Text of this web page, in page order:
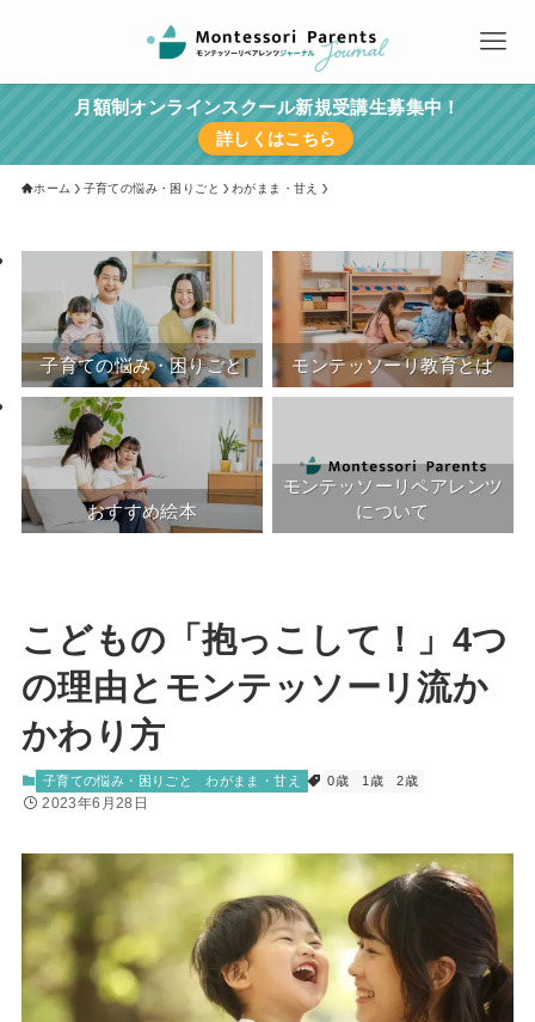
月額制オンラインスクール新規受講生募集中！
詳しくはこちら
ホーム 子育ての悩み・困りごと わがまま・甘え
子育ての悩み・困りごと モンテッソーリ教育とは
おすすめ絵本
モンテッソーリペアレンツ
について
こどもの「抱っこして！」4つ
の理由とモンテッソーリ流か
かわり方
子育ての悩み・困りごと わがまま・甘え 0歳 1歳 2歳
2023年6月28日